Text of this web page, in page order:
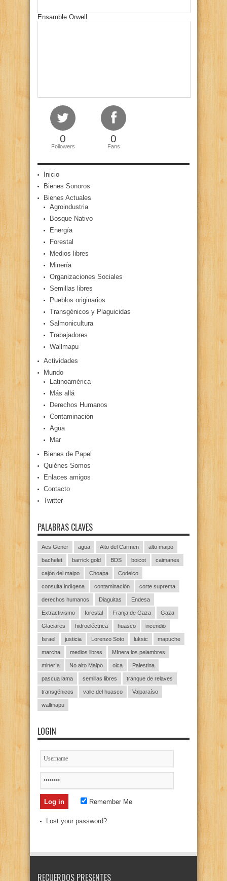
Ensamble Orwell
0
Followers
0
Fans
Inicio
Bienes Sonoros
Bienes Actuales
Agroindustria
Bosque Nativo
Energía
Forestal
Medios libres
Minería
Organizaciones Sociales
Semillas libres
Pueblos originarios
Transgénicos y Plaguicidas
Salmonicultura
Trabajadores
Wallmapu
Actividades
Mundo
Latinoamérica
Más allá
Derechos Humanos
Contaminación
Agua
Mar
Bienes de Papel
Quiénes Somos
Enlaces amigos
Contacto
Twitter
PALABRAS CLAVES
Aes Gener agua Alto del Carmen alto maipo
bachelet barrick gold BDS boicot caimanes
cajón del maipo Choapa Codelco
consulta indígena contaminación corte suprema
derechos humanos Diaguitas Endesa
Extractivismo forestal Franja de Gaza Gaza
Glaciares hidroeléctrica huasco incendio
Israel justicia Lorenzo Soto luksic mapuche
marcha medios libres MInera los pelambres
minería No alto Maipo olca Palestina
pascua lama semillas libres tranque de relaves
transgénicos valle del huasco Valparaíso
wallmapu
LOGIN
Remember Me
Lost your password?
RECUERDOS PRESENTES